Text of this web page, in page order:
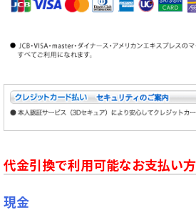
代金引換で利用可能なお支払い
現金